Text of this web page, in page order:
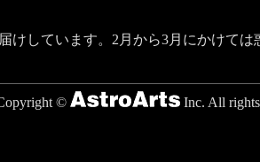
けしています。2月から3月にかけて
© Inc. All rights